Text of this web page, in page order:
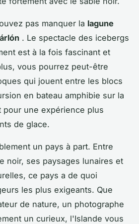
pas manquer la lagune
. Le spectacle des icebergs
est à la fois fascinant et
vous pourrez peut-être
qui jouent entre les blocs
en bateau amphibie sur la
pour une expérience plus
de glace.
un pays à part. Entre
noir, ses paysages lunaires et
ce pays a de quoi
les plus exigeants. Que
de nature, un photographe
un curieux, l'Islande vous